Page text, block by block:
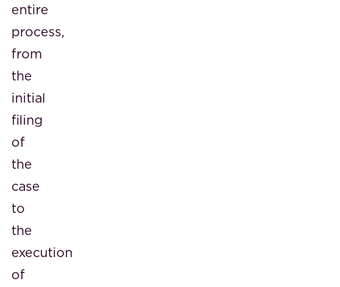
entire
process,
from
the
initial
filing
of
the
case
to
the
execution
of